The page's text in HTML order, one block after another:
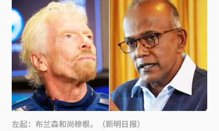
左起：布兰森和尚穆根。（新明日报）